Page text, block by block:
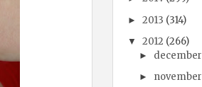
►2013 (314)
▼ 2012 (266)
► december
► november